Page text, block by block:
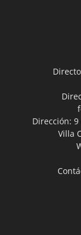
Dirección: 9
Villa